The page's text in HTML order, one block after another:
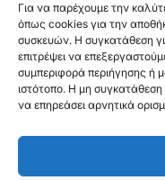
Για να παρέχουμε την
όπως cookies για την
συσκευών. Η συγκατάθεση
επιτρέψει να
συμπεριφορά περιήγησης ή
ιστότοπο. Η μη
να επηρεάσει αρνητικά
ΟΡΟΙ ΧΡΗΣΗΣ
ΠΟΛΙΤΙΚΗ ΑΠΟΡΡΗΤΟΥ
ABOUT
ΕΠΙΚΟΙΝΩΝΙΑ